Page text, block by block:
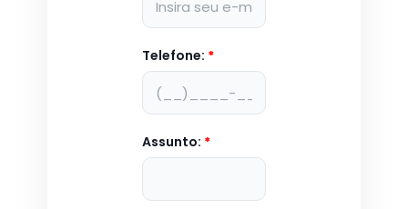
Telefone: *
Assunto: *